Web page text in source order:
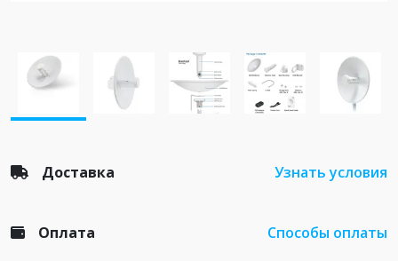
Доставка Узнать условия
Оплата Способы оплаты